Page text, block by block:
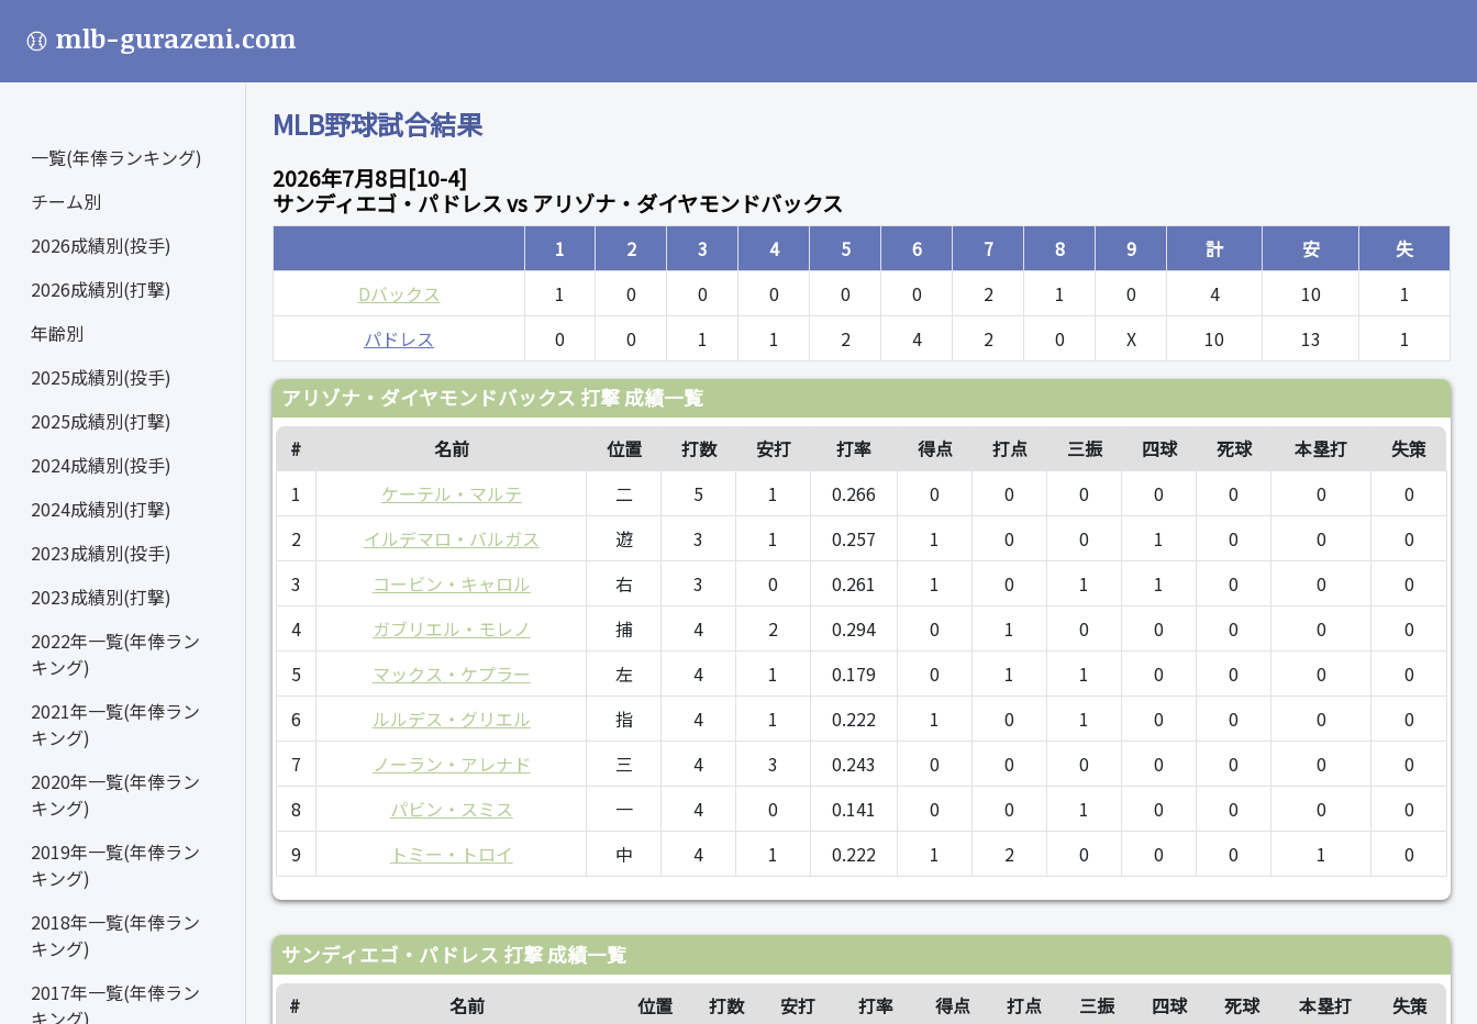
mlb-gurazeni.com
一覧(年俸ランキング)
チーム別
2026成績別(投手)
2026成績別(打撃)
年齢別
2025成績別(投手)
2025成績別(打撃)
2024成績別(投手)
2024成績別(打撃)
2023成績別(投手)
2023成績別(打撃)
2022年一覧(年俸ラン
キング)
2021年一覧(年俸ラン
キング)
2020年一覧(年俸ラン
キング)
2019年一覧(年俸ラン
キング)
2018年一覧(年俸ラン
キング)
2017年一覧(年俸ラン
キング)
MLB野球試合結果
2026年7月8日[10-4]
サンディエゴ・パドレス vs アリゾナ・ダイヤモンドバックス
1 2 3 4 5 6 7 8 9 計 安
失
Dバックス
1 0 0 0 0 0 2 1 0 4 10
1
パドレス
0 0 1 1 2 4 2 0 X 10 13 1
アリゾナ・ダイヤモンドバックス 打撃 成績一覧
# 名前 位置 打数 安打 打率 得点 打点 三振 四球 死球 本塁打
失策
1
ケーテル・マルテ 二 5 1 0.266 0 0 0 0 0 0
0
2
イルデマロ・バルガス 遊 3 1 0.257 1 0 0 1 0 0
0
3
コービン・キャロル 右 3 0 0.261 1 0 1 1 0 0
0
4
ガブリエル・モレノ 捕 4 2 0.294 0 1 0 0 0 0
0
5
マックス・ケプラー 左 4 1 0.179 0 1 1 0 0 0
0
6
ルルデス・グリエル 指 4 1 0.222 1 0 1 0 0 0
0
7
ノーラン・アレナド 三 4 3 0.243 0 0 0 0 0 0
0
8
パビン・スミス 一 4 0 0.141 0 0 1 0 0 0
0
9
トミー・トロイ 中 4 1 0.222 1 2 0 0 0 1 0
サンディエゴ・パドレス 打撃 成績一覧
# 名前 位置 打数 安打 打率 得点 打点 三振 四球 死球 本塁打
失策